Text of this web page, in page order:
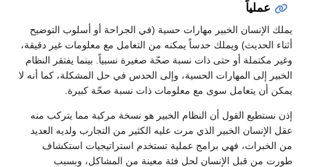
عملياً
يملك الإنسان الخبير مهارات حسية (في الجراحة أو أسلوب التوضيح
أثناء الحديث) ويملك حدساً يمكنه من التعامل مع معلومات غير دقيقة،
وغير مكتملة أو حتى ذات نسبة صحّة صغيرة نسبياً. بينما يفتقر النظام
الخبير إلى المهارات الحسية، وإلى الحدس في حل المشكلة، كما أنه لا
يمكن أن يتعامل سوى مع معلومات ذات نسبة صحّة كبيرة.
إذن نستطيع القول أن النظام الخبير هو نسخة مركبة مما يتركب منه
عقل الإنسان الخبير الذي مرت عليه الكثير من التجارب ولديه العديد
من الخبرات، فهي برامج عملية تستخدم استراتيجيات استكشاف
طورت من قبل الإنسان لحل فئة معينة من المشاكل، وبسبب